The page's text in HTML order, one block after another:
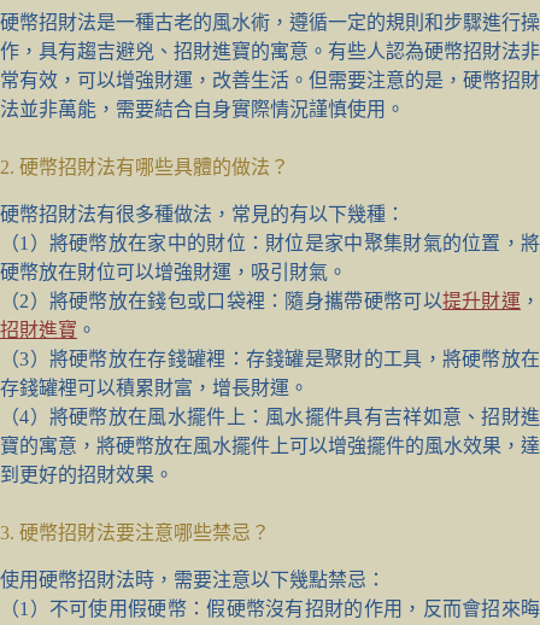
硬幣招財法是一種古老的風水術，遵循一定的規則和步驟進行操
作，具有趨吉避兇、招財進寶的寓意。有些人認為硬幣招財法非
常有效，可以增強財運，改善生活。但需要注意的是，硬幣招財
法並非萬能，需要結合自身實際情況謹慎使用。
2. 硬幣招財法有哪些具體的做法？
硬幣招財法有很多種做法，常見的有以下幾種：
（1）將硬幣放在家中的財位：財位是家中聚集財氣的位置，將
硬幣放在財位可以增強財運，吸引財氣。
（2）將硬幣放在錢包或口袋裡：隨身攜帶硬幣可以提升財運 ，
招財進寶 。
（3）將硬幣放在存錢罐裡：存錢罐是聚財的工具，將硬幣放在
存錢罐裡可以積累財富，增長財運。
（4）將硬幣放在風水擺件上：風水擺件具有吉祥如意、招財進
寶的寓意，將硬幣放在風水擺件上可以增強擺件的風水效果，達
到更好的招財效果。
3. 硬幣招財法要注意哪些禁忌？
使用硬幣招財法時，需要注意以下幾點禁忌：
（1）不可使用假硬幣：假硬幣沒有招財的作用，反而會招來晦